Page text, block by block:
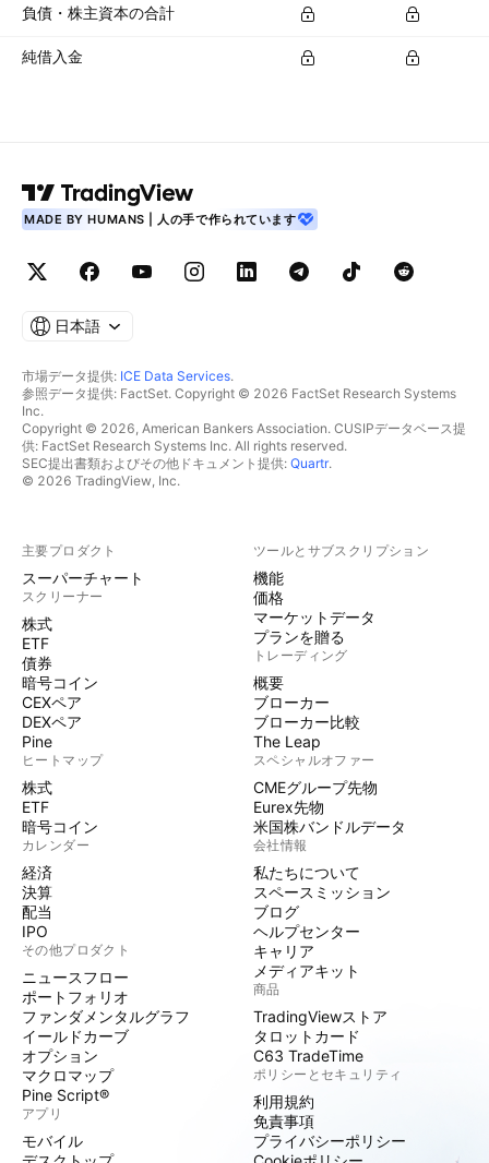
負債・株主資本の合計
純借入金
MADE BY HUMANS | 人の手で作られています
日本語
市場データ提供: ICE Data Services.
参照データ提供: FactSet. Copyright © 2026 FactSet Research Systems
Inc.
Copyright © 2026, American Bankers Association. CUSIPデータベース提
供: FactSet Research Systems Inc. All rights reserved.
SEC提出書類およびその他ドキュメント提供: Quartr.
© 2026 TradingView, Inc.
主要プロダクト
スーパーチャート
スクリーナー
株式
ETF
債券
暗号コイン
CEXペア
DEXペア
Pine
ヒートマップ
株式
ETF
暗号コイン
カレンダー
経済
決算
配当
IPO
その他プロダクト
ニュースフロー
ポートフォリオ
ファンダメンタルグラフ
イールドカーブ
オプション
マクロマップ
Pine Script®
アプリ
モバイル
ツールとサブスクリプション
機能
価格
マーケットデータ
プランを贈る
トレーディング
概要
ブローカー
ブローカー比較
The Leap
スペシャルオファー
CMEグループ先物
Eurex先物
米国株バンドルデータ
会社情報
私たちについて
スペースミッション
ブログ
ヘルプセンター
キャリア
メディアキット
商品
TradingViewストア
タロットカード
C63 TradeTime
ポリシーとセキュリティ
利用規約
免責事項
プライバシーポリシー